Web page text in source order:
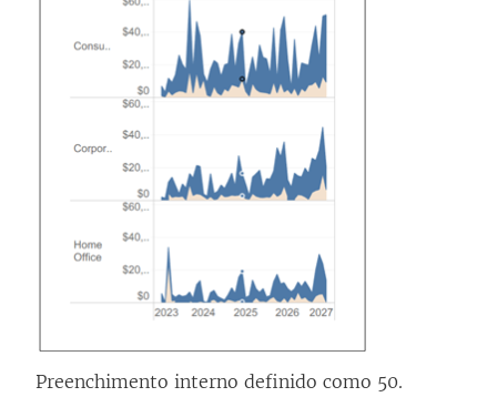
Preenchimento interno definido como 50.